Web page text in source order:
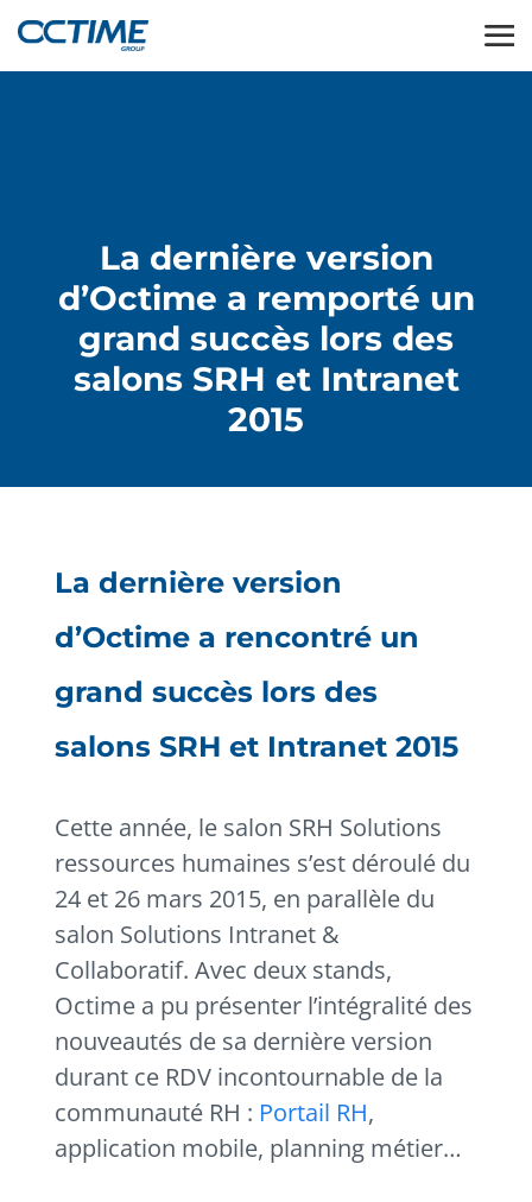
La dernière version
d’Octime a remporté un
grand succès lors des
salons SRH et Intranet
2015
La dernière version
d’Octime a rencontré un
grand succès lors des
salons SRH et Intranet 2015
Cette année, le salon SRH Solutions
ressources humaines s’est déroulé du
24 et 26 mars 2015, en parallèle du
salon Solutions Intranet &
Collaboratif. Avec deux stands,
Octime a pu présenter l’intégralité des
nouveautés de sa dernière version
durant ce RDV incontournable de la
communauté RH : Portail RH,
application mobile, planning métier…